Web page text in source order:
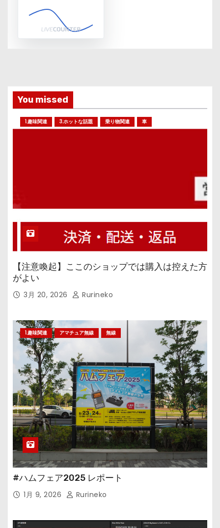
You missed
1.趣味関連 3.ホットな話題 乗り物関連 車
【注意喚起】ここのショップでは購入は控えた方
がよい
3月 20, 2026 Rurineko
1.趣味関連 アマチュア無線 無線
#ハムフェア2025 レポート
1月 9, 2026 Rurineko